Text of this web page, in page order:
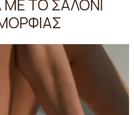
ΜΕ ΤΟ ΣΑΛΟΝΙ